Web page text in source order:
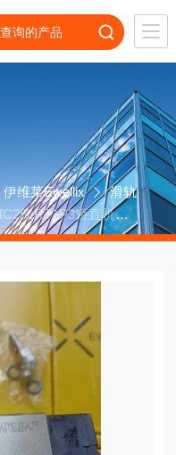
伊维莱Ewellix
滑轨
矫直机轴